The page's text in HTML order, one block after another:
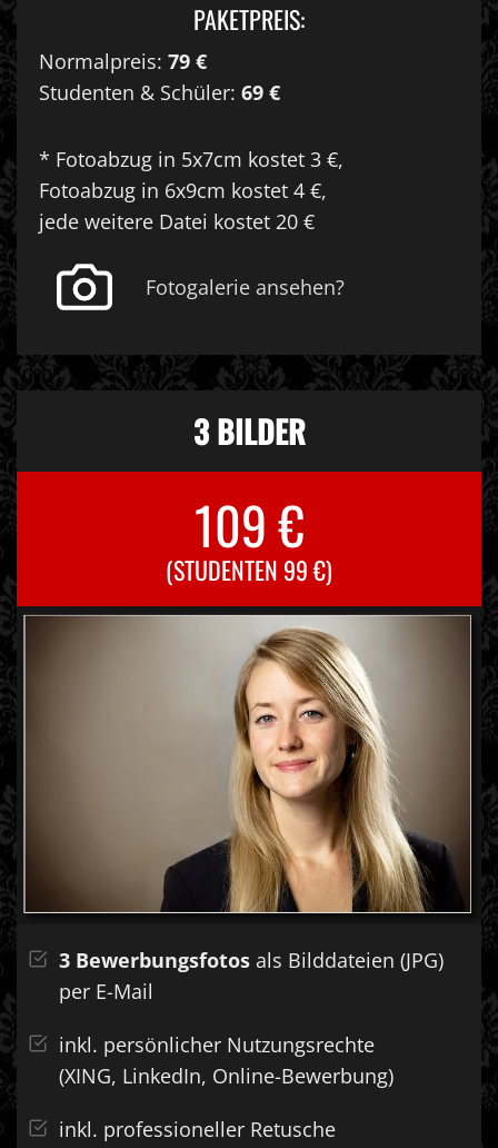
PAKETPREIS:
Normalpreis: 79 €
Studenten & Schüler: 69 €
* Fotoabzug in 5x7cm kostet 3 €,
Fotoabzug in 6x9cm kostet 4 €,
jede weitere Datei kostet 20 €
Fotogalerie ansehen?
3 BILDER
109 €
(STUDENTEN 99 €)
3 Bewerbungsfotos als Bilddateien (JPG)
per E-Mail
inkl. persönlicher Nutzungsrechte
(XING, LinkedIn, Online-Bewerbung)
inkl. professioneller Retusche